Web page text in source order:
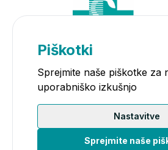
Piškotki
Sprejmite naše piškotke za
uporabniško izkušnjo
Nastavitve
Sprejmite naše